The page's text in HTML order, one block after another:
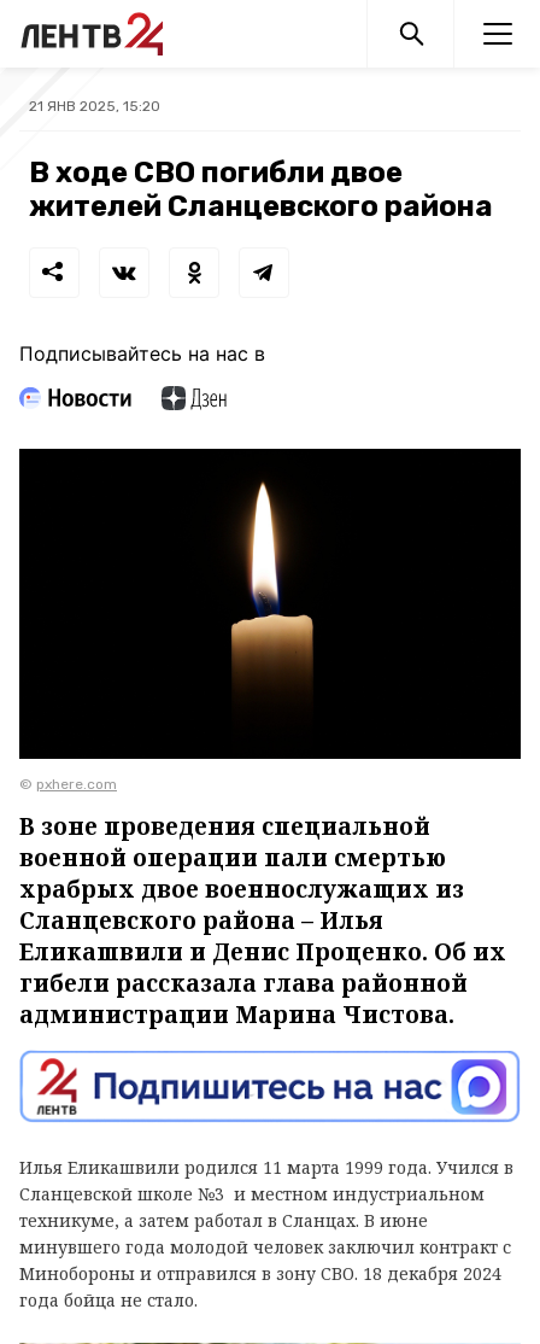
21 ЯНВ 2025, 15:20
В ходе СВО погибли двое
жителей Сланцевского района
Подписывайтесь на нас в
© pxhere.com
В зоне проведения специальной
военной операции пали смертью
храбрых двое военнослужащих из
Сланцевского района – Илья
Еликашвили и Денис Проценко. Об их
гибели рассказала глава районной
администрации Марина Чистова.
Илья Еликашвили родился 11 марта 1999 года. Учился в
Сланцевской школе №3 и местном индустриальном
техникуме, а затем работал в Сланцах. В июне
минувшего года молодой человек заключил контракт с
Минобороны и отправился в зону СВО. 18 декабря 2024
года бойца не стало.